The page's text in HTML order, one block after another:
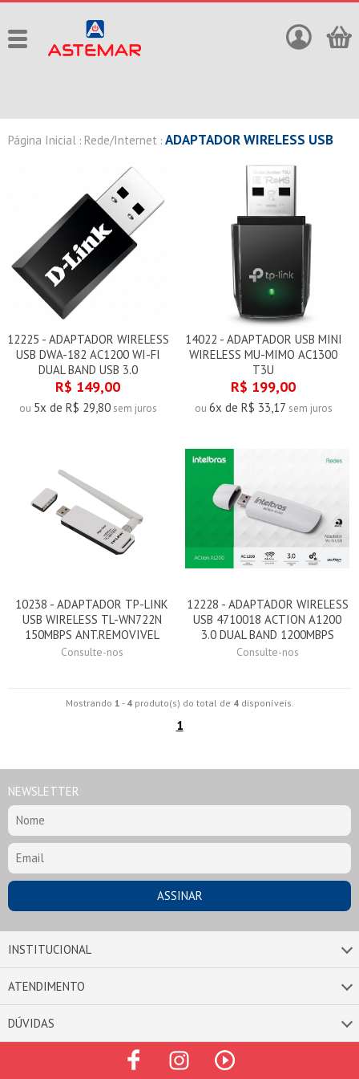
Página Inicial : Rede/Internet : ADAPTADOR WIRELESS USB
12225 - ADAPTADOR WIRELESS
USB DWA-182 AC1200 WI-FI
DUAL BAND USB 3.0
R$ 149,00
ou 5x de R$ 29,80sem juros
14022 - ADAPTADOR USB MINI
WIRELESS MU-MIMO AC1300
T3U
R$ 199,00
ou 6x de R$ 33,17 sem juros
10238 - ADAPTADOR TP-LINK
USB WIRELESS TL-WN722N
150MBPS ANT.REMOVIVEL
Consulte-nos
12228 - ADAPTADOR WIRELESS
USB 4710018 ACTION A1200
3.0 DUAL BAND 1200MBPS
Consulte-nos
Mostrando 1 - 4produto(s) do total de 4disponíveis.
1
NEWSLETTER
INSTITUCIONAL
ATENDIMENTO
DÚVIDAS